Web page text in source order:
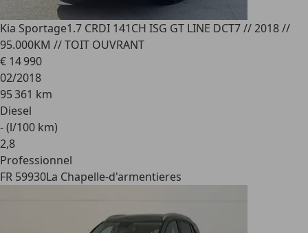
Kia Sportage1.7 CRDI 141CH ISG GT LINE DCT7 // 2018 //
95.000KM // TOIT OUVRANT
€ 14 990
02/2018
95 361 km
Diesel
- (l/100 km)
2,8
Professionnel
FR 59930La Chapelle-d'armentieres